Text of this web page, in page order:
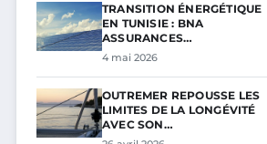
TRANSITION ÉNERGÉTIQUE
EN TUNISIE : BNA
ASSURANCES…
4 mai 2026
OUTREMER REPOUSSE LES
LIMITES DE LA LONGÉVITÉ
AVEC SON…